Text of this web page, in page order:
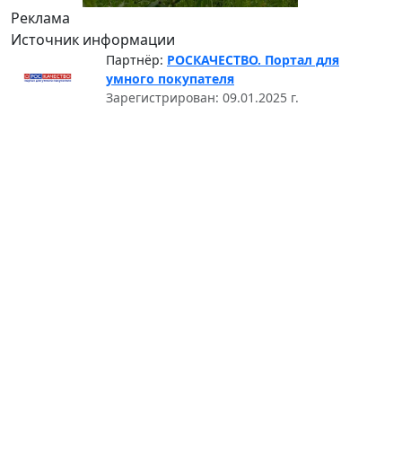
Реклама
Источник информации
Партнёр: РОСКАЧЕСТВО. Портал для
умного покупателя
Зарегистрирован: 09.01.2025 г.